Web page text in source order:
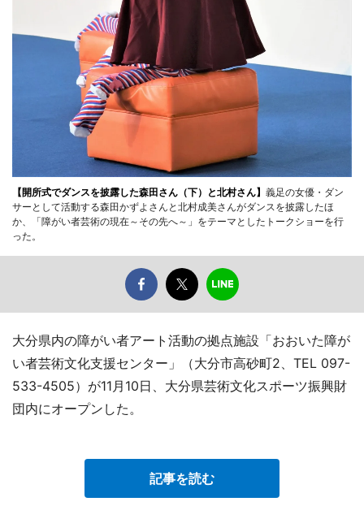
【開所式でダンスを披露した森田さん（下）と北村さん】 義足の女優・ダン
サーとして活動する森田かずよさんと北村成美さんがダンスを披露したほ
か、「障がい者芸術の現在～その先へ～」をテーマとしたトークショーを行
った。
大分県内の障がい者アート活動の拠点施設「おおいた障が
い者芸術文化支援センター」（大分市高砂町2、TEL 097-
533-4505）が11月10日、大分県芸術文化スポーツ振興財
団内にオープンした。
記事を読む